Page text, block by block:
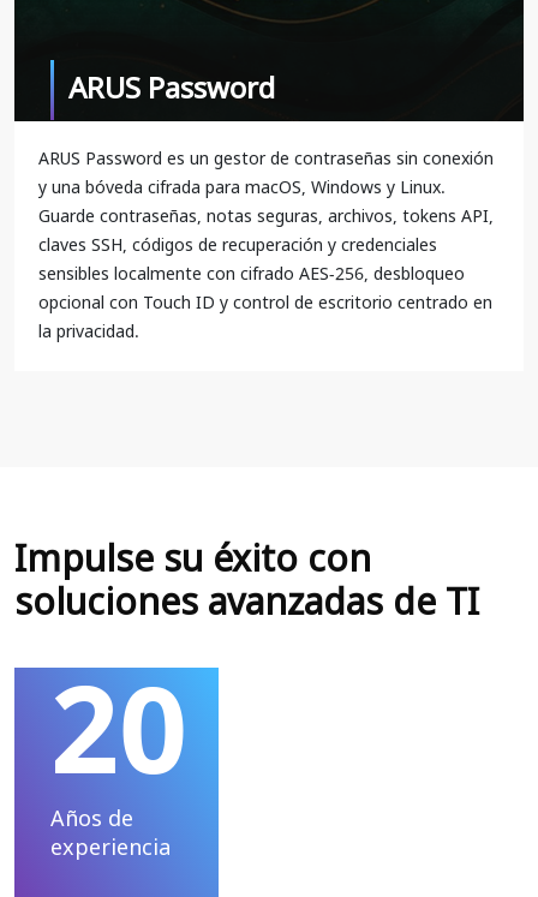
ARUS Password
ARUS Password es un gestor de contraseñas sin conexión
y una bóveda cifrada para macOS, Windows y Linux.
Guarde contraseñas, notas seguras, archivos, tokens API,
claves SSH, códigos de recuperación y credenciales
sensibles localmente con cifrado AES-256, desbloqueo
opcional con Touch ID y control de escritorio centrado en
la privacidad.
Impulse su éxito con
soluciones avanzadas de TI
20
Años de
experiencia